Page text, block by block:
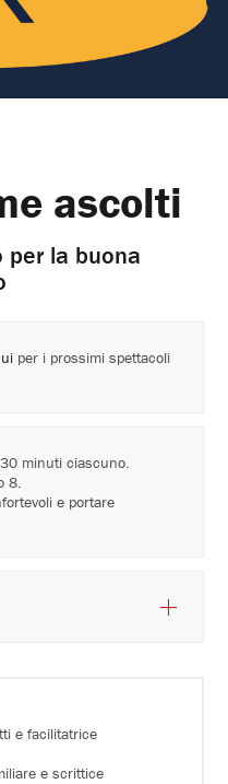
ascolti
per la buona
e facilitatrice
e scrittice
per i prossimi spettacoli
minuti ciascuno.
8.
e portare